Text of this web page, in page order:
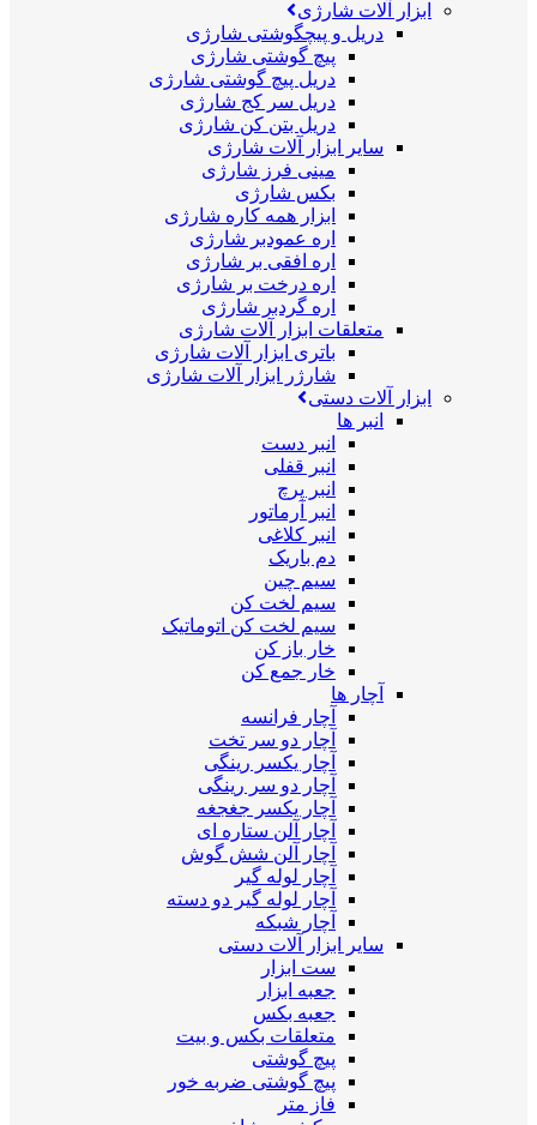
ابزار آلات شارژی
دریل و پیچگوشتی شارژی
پیچ گوشتی شارژی
دریل پیچ گوشتی شارژی
دریل سر کج شارژی
دریل بتن کن شارژی
سایر ابزار آلات شارژی
مینی فرز شارژی
بکس شارژی
ابزار همه کاره شارژی
اره عمودبر شارژی
اره افقی بر شارژی
اره درخت بر شارژی
اره گردبر شارژی
متعلقات ابزار آلات شارژی
باتری ابزار آلات شارژی
شارژر ابزار آلات شارژی
ابزار آلات دستی
انبر ها
انبر دست
انبر قفلی
انبر پرچ
انبر آرماتور
انبر کلاغی
دم باریک
سیم چین
سیم لخت کن
سیم لخت کن اتوماتیک
خار باز کن
خار جمع کن
آچار ها
آچار فرانسه
آچار دو سر تخت
آچار یکسر رینگی
آچار دو سر رینگی
آچار یکسر جغجغه
آچار آلن ستاره ای
آچار آلن شش گوش
آچار لوله گیر
آچار لوله گیر دو دسته
آچار شبکه
سایر ابزار آلات دستی
ست ابزار
جعبه ابزار
جعبه بکس
متعلقات بکس و بیت
پیچ گوشتی
پیچ گوشتی ضربه خور
فاز متر